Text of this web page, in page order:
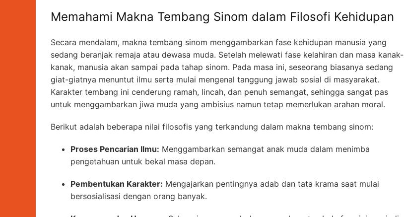
Memahami Makna Tembang Sinom dalam Filosofi Kehidupan
Secara mendalam, makna tembang sinom menggambarkan fase kehidupan manusia yang
sedang beranjak remaja atau dewasa muda. Setelah melewati fase kelahiran dan masa kanak-
kanak, manusia akan sampai pada tahap sinom. Pada masa ini, seseorang biasanya sedang
giat-giatnya menuntut ilmu serta mulai mengenal tanggung jawab sosial di masyarakat.
Karakter tembang ini cenderung ramah, lincah, dan penuh semangat, sehingga sangat pas
untuk menggambarkan jiwa muda yang ambisius namun tetap memerlukan arahan moral.
Berikut adalah beberapa nilai filosofis yang terkandung dalam makna tembang sinom:
Proses Pencarian Ilmu: Menggambarkan semangat anak muda dalam menimba
pengetahuan untuk bekal masa depan.
Pembentukan Karakter: Mengajarkan pentingnya adab dan tata krama saat mulai
bersosialisasi dengan orang banyak.